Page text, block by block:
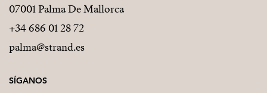
07001 Palma De Mallorca
+34 686 01 28 72
palma@strand.es
SÍGANOS